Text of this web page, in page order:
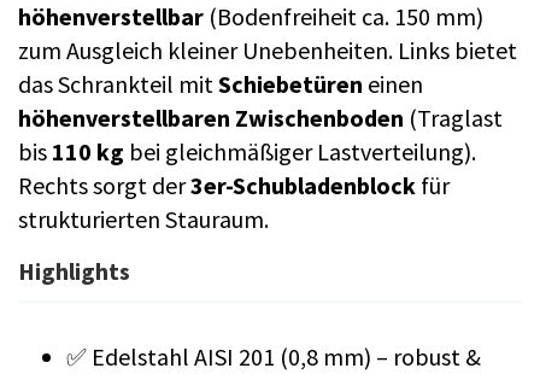
höhenverstellbar (Bodenfreiheit ca. 150 mm)
zum Ausgleich kleiner Unebenheiten. Links bietet
das Schrankteil mitSchiebetüren einen
höhenverstellbaren Zwischenboden (Traglast
bis 110 kg bei gleichmäßiger Lastverteilung).
Rechts sorgt der3er-Schubladenblock für
strukturierten Stauraum.
Highlights
✅ Edelstahl AISI 201 (0,8 mm) – robust &